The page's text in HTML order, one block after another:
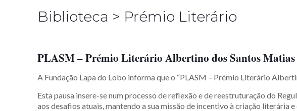
Biblioteca > Prémio Literário
PLASM – Prémio Literário Albertino dos Santos Matias
A Fundação Lapa do Lobo informa que o “PLASM – Prémio Literário
Esta pausa insere-se num processo de reflexão e de reestruturação do
aos desafios atuais, mantendo a sua missão de incentivo à criação